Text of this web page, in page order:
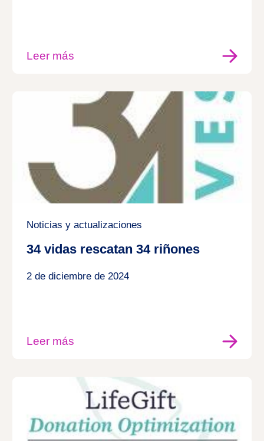
Leer más
Noticias y actualizaciones
34 vidas rescatan 34 riñones
2 de diciembre de 2024
Leer más